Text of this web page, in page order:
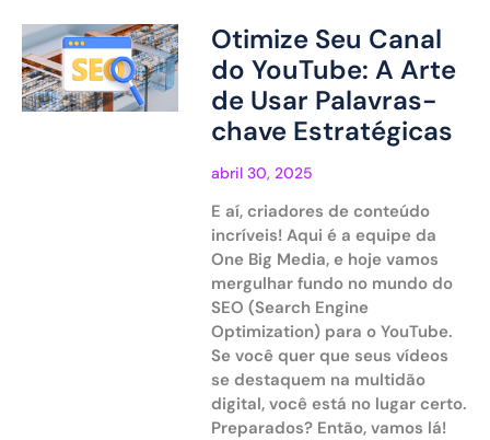
Otimize Seu Canal
do YouTube: A Arte
de Usar Palavras-
chave Estratégicas
abril 30, 2025
E aí, criadores de conteúdo
incríveis! Aqui é a equipe da
One Big Media, e hoje vamos
mergulhar fundo no mundo do
SEO (Search Engine
Optimization) para o YouTube.
Se você quer que seus vídeos
se destaquem na multidão
digital, você está no lugar certo.
Preparados? Então, vamos lá!